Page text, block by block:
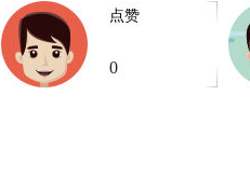
点赞
0